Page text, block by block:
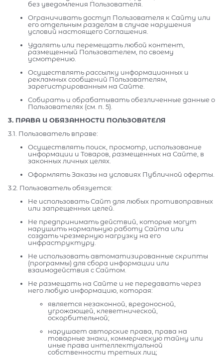
без уведомления Пользователя.
Ограничивать доступ Пользователя к Сайту или
его отдельным разделам в случае нарушения
условий настоящего Соглашения.
Удалять или перемещать любой контент,
размещенный Пользователем, по своему
усмотрению.
Осуществлять рассылку информационных и
рекламных сообщений Пользователям,
зарегистрированным на Сайте.
Собирать и обрабатывать обезличенные данные о
Пользователях (см. п. 5).
3. ПРАВА И ОБЯЗАННОСТИ ПОЛЬЗОВАТЕЛЯ
3.1. Пользователь вправе:
Осуществлять поиск, просмотр, использование
информации и Товаров, размещенных на Сайте, в
законных личных целях.
Оформлять Заказы на условиях Публичной оферты.
3.2. Пользователь обязуется:
Не использовать Сайт для любых противоправных
или запрещенных целей.
Не предпринимать действий, которые могут
нарушить нормальную работу Сайта или
создать чрезмерную нагрузку на его
инфраструктуру.
Не использовать автоматизированные скрипты
(программы) для сбора информации или
взаимодействия с Сайтом.
Не размещать на Сайте и не передавать через
него любую информацию, которая:
является незаконной, вредоносной,
угрожающей, клеветнической,
оскорбительной;
нарушает авторские права, права на
товарные знаки, коммерческую тайну или
иные права интеллектуальной
собственности третьих лиц;